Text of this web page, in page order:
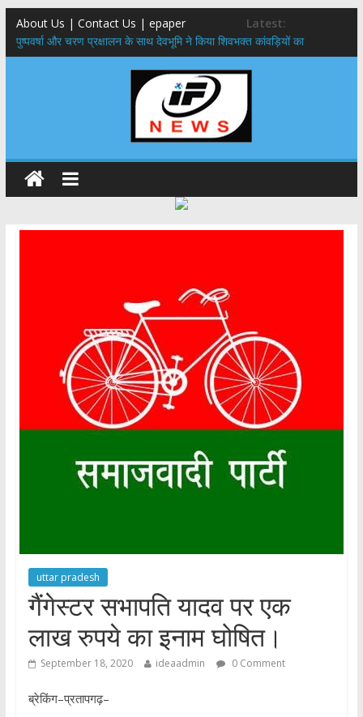
About Us | Contact Us | epaper
Latest:
पुष्पवर्षा और चरण प्रक्षालन के साथ देवभूमि ने किया शिवभक्त कांवड़ियों का
अभिनंदन,मुख्यमंत्री ने स्वास्थ्य सेवा शिविर का किया शुभारंभ, श्रद्धालुओं को अपने
मुख्यमंत्री से महानिदेशक एनसीसी ने की शिष्टाचार भेंट,उत्तराखण्ड में एनसीसी के
विस्तार एवं आधुनिक आधारभूत संरचना के विकास पर हुई महत्वपूर्ण चर्चा
एमडीडीए बोर्ड बैठक, देहरादून और मसूरी के विकास के लिए 25 बड़े प्रस्तावों को मिली
बुजुर्ग-दिव्यांगों के घर जाएंगे बीएलओ, करेंगे नोटिसों का निस्तारण
​देहरादून में 11 अगस्त को लगेगा एक दिवसीय रोजगार मेला, 559 पदों पर होगी भर्ती
uttar pradesh
गैंगेस्टर सभापति यादव पर एक
लाख रुपये का इनाम घोषित।
September 18, 2020 ideaadmin 0 Comment
ब्रेकिंग–प्रतापगढ़–